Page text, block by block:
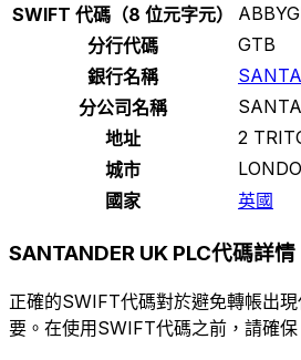
SWIFT 代碼（8 位元字元）
分行代碼
GTB
銀行名稱
分公司名稱
地址
2
城市
國家
英國
SANTANDER UK PLC代碼詳情
正確的SWIFT代碼對於避免轉帳出
要。在使用SWIFT代碼之前，請確保